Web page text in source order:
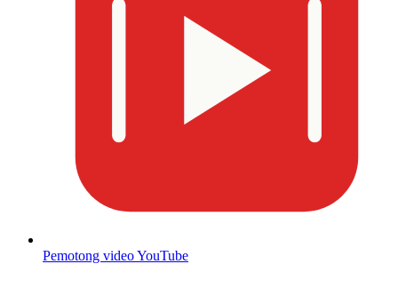
Pemotong video YouTube